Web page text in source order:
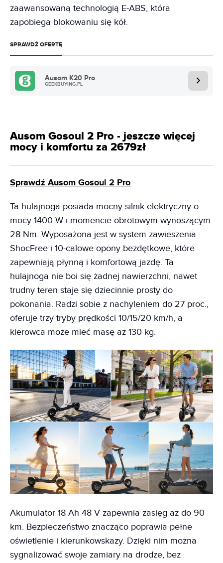
zaawansowaną technologią E-ABS, która
zapobiega blokowaniu się kół.
SPRAWDŹ OFERTĘ
Ausom K20 Pro
GEEKBUYING.PL
Ausom Gosoul 2 Pro - jeszcze więcej
mocy i komfortu za 2679zł
Sprawdź Ausom Gosoul 2 Pro
Ta hulajnoga posiada mocny silnik elektryczny o
mocy 1400 W i momencie obrotowym wynoszącym
28 Nm. Wyposażona jest w system zawieszenia
ShocFree i 10-calowe opony bezdętkowe, które
zapewniają płynną i komfortową jazdę. Ta
hulajnoga nie boi się żadnej nawierzchni, nawet
trudny teren staje się dziecinnie prosty do
pokonania. Radzi sobie z nachyleniem do 27 proc.,
oferuje trzy tryby prędkości 10/15/20 km/h, a
kierowca może mieć masę aż 130 kg.
Akumulator 18 Ah 48 V zapewnia zasięg aż do 90
km. Bezpieczeństwo znacząco poprawia pełne
oświetlenie i kierunkowskazy. Dzięki nim można
sygnalizować swoje zamiary na drodze, bez